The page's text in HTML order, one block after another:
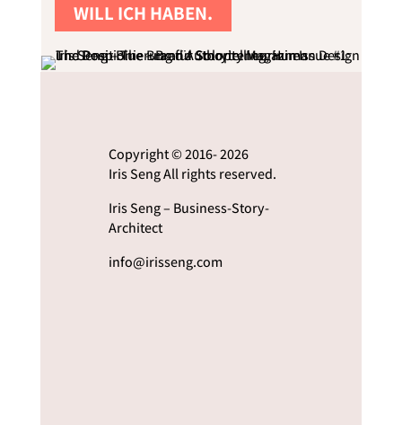
WILL ICH HABEN.
Copyright © 2016- 2026
Iris Seng All rights reserved.
Iris Seng – Business-Story-
Architect
info@irisseng.com